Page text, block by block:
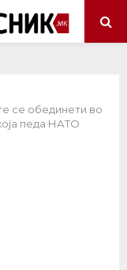
се обединети во
педа НАТО